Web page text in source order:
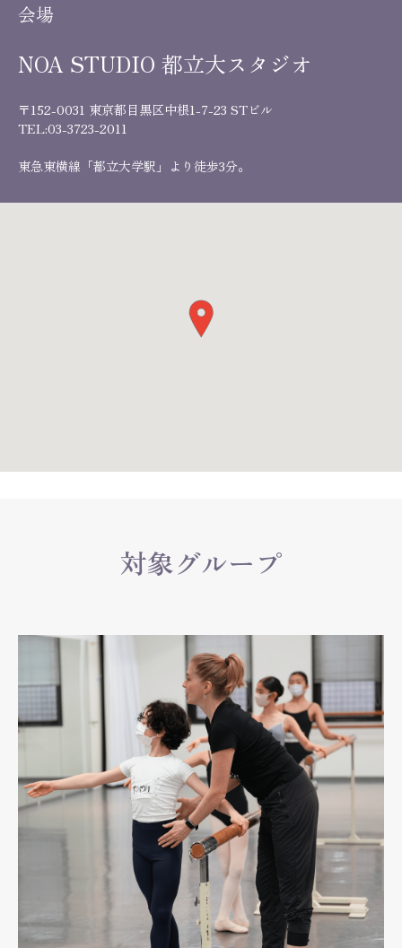
会場
NOA STUDIO 都立大スタジオ
〒152-0031 東京都目黒区中根1-7-23 STビル
TEL:03-3723-2011
東急東横線「都立大学駅」より徒歩3分。
対象グループ